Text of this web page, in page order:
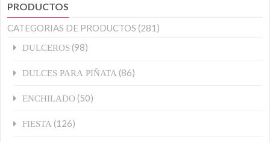
PRODUCTOS
CATEGORIAS DE PRODUCTOS (281)
DULCEROS (98)
DULCES PARA PIÑATA (86)
ENCHILADO (50)
FIESTA (126)